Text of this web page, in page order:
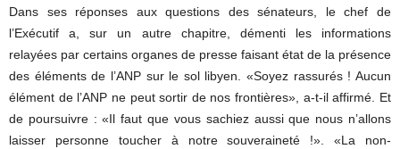
Dans ses réponses aux questions des sénateurs, le chef de
l’Exécutif a, sur un autre chapitre, démenti les informations
relayées par certains organes de presse faisant état de la présence
des éléments de l’ANP sur le sol libyen. «Soyez rassurés ! Aucun
élément de l’ANP ne peut sortir de nos frontières», a-t-il affirmé. Et
de poursuivre : «Il faut que vous sachiez aussi que nous n’allons
laisser personne toucher à notre souveraineté !». «La non-